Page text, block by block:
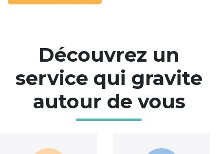
Découvrez un
service qui gravite
autour de vous